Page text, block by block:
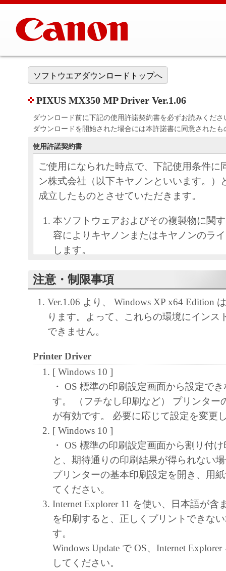
ソフトウエアダウンロードトップへ
PIXUS MX350 MP Driver Ver.1.06
ダウンロード前に下記の使用許諾契約書を必ずお読みくださ
ダウンロードを開始された場合には本許諾書に同意された
使用許諾契約書
ご使用になられた時点で、下記使用条件に
ン株式会社（以下キヤノンといいます。）
成立したものとさせていただきます。
本ソフトウェアおよびその複製物に関
容によりキヤノンまたはキヤノンのラ
します。
といいます。）に対し、本ソフトウェ
独占的権利を許諾します。
ユーザーは、本ソフトウェアの全部ま
改変、リバース・エンジニアリング、
は逆アセンブル等することはできませ
キヤノン、キヤノンマーケティングジ
よびキヤノンのライセンサーは、本ソ
ザーの特定の目的のために適当である
用であること、または本ソフトウェア
と、その他本ソフトウェアに関してい
しません。
キヤノン、キヤノンマーケティングジ
よびキヤノンのライセンサーは、本ソ
に付随または関連して生ずる直接的ま
失、損害等について、いかなる場合に
任を負いません。
ユーザーは、日本国政府または該当国
許可等を得ることなしに、本ソフトウ
一部を、直接または間接に輸出しては
注意・制限事項
Ver.1.06 より、 Windows XP x64 Edition
ります。よって、これらの環境にインス
できません。
Printer Driver
[ Windows 10 ]
・ OS 標準の印刷設定画面から設定で
す。 （フチなし印刷など） プリンター
が有効です。 必要に応じて設定を変更
[ Windows 10 ]
・ OS 標準の印刷設定画面から割り付
と、期待通りの印刷結果が得られない
プリンターの基本印刷設定を開き、用
てください。
Internet Explorer 11 を使い、日本語が含
を印刷すると、正しくプリントできな
す。
Windows Update で OS、Internet
してください。